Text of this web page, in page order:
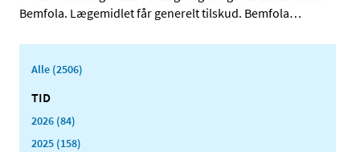
Bemfola. Lægemidlet får generelt tilskud. Bemfola…
Alle (2506)
TID
2026 (84)
2025 (158)